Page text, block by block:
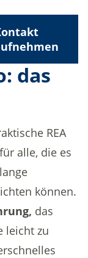
das
REA
alle, die es
können.
das
leicht zu